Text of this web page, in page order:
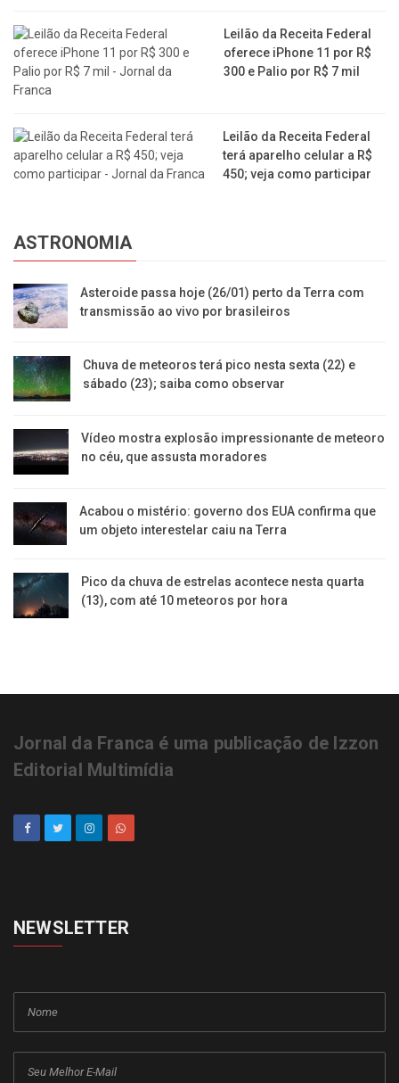
Leilão da Receita Federal
oferece iPhone 11 por R$
300 e Palio por R$ 7 mil
Leilão da Receita Federal
terá aparelho celular a R$
450; veja como participar
ASTRONOMIA
Asteroide passa hoje (26/01) perto da Terra com
transmissão ao vivo por brasileiros
Chuva de meteoros terá pico nesta sexta (22) e
sábado (23); saiba como observar
Vídeo mostra explosão impressionante de meteoro
no céu, que assusta moradores
Acabou o mistério: governo dos EUA confirma que
um objeto interestelar caiu na Terra
Pico da chuva de estrelas acontece nesta quarta
(13), com até 10 meteoros por hora
Jornal da Franca é uma publicação de Izzon
Editorial Multimídia
NEWSLETTER